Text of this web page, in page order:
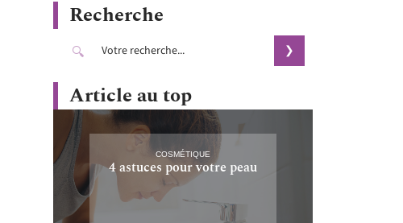
Recherche
Article au top
COSMÉTIQUE
4 astuces pour votre peau